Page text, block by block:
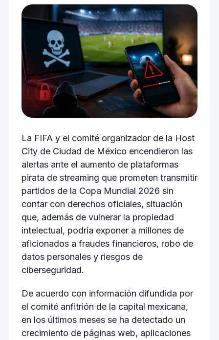
La FIFA y el comité organizador de la Host
City de Ciudad de México encendieron las
alertas ante el aumento de plataformas
pirata de streaming que prometen transmitir
partidos de la Copa Mundial 2026 sin
contar con derechos oficiales, situación
que, además de vulnerar la propiedad
intelectual, podría exponer a millones de
aficionados a fraudes financieros, robo de
datos personales y riesgos de
ciberseguridad.
De acuerdo con información difundida por
el comité anfitrión de la capital mexicana,
en los últimos meses se ha detectado un
crecimiento de páginas web, aplicaciones